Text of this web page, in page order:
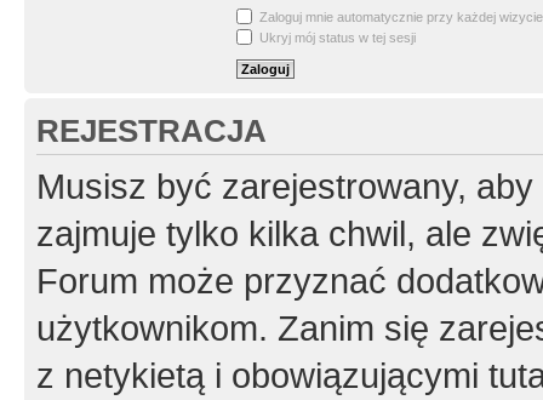
Zaloguj mnie automatycznie przy każdej wizycie
Ukryj mój status w tej sesji
REJESTRACJA
Musisz być zarejestrowany,
zajmuje tylko kilka chwil, ale
Forum może przyznać
użytkownikom. Zanim się
z netykietą i obowiązującymi